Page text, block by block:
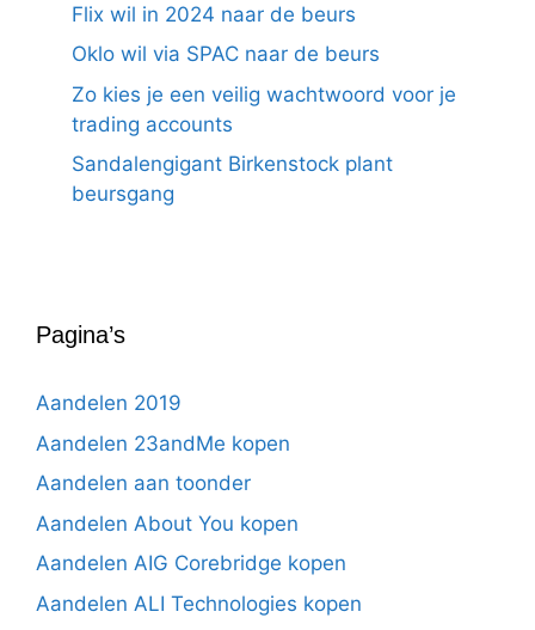
Flix wil in 2024 naar de beurs
Oklo wil via SPAC naar de beurs
Zo kies je een veilig wachtwoord voor je
trading accounts
Sandalengigant Birkenstock plant
beursgang
Pagina’s
Aandelen 2019
Aandelen 23andMe kopen
Aandelen aan toonder
Aandelen About You kopen
Aandelen AIG Corebridge kopen
Aandelen ALI Technologies kopen